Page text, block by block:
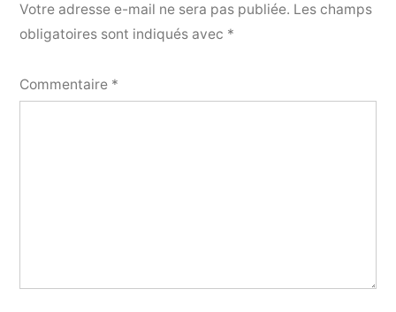
Votre adresse e-mail ne sera pas publiée. Les champs
obligatoires sont indiqués avec *
Commentaire *